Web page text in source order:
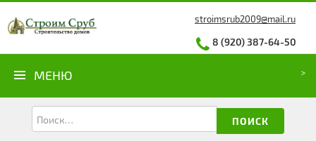
stroimsrub2009@mail.ru
8 (920) 387-64-50
МЕНЮ
ПОИСК